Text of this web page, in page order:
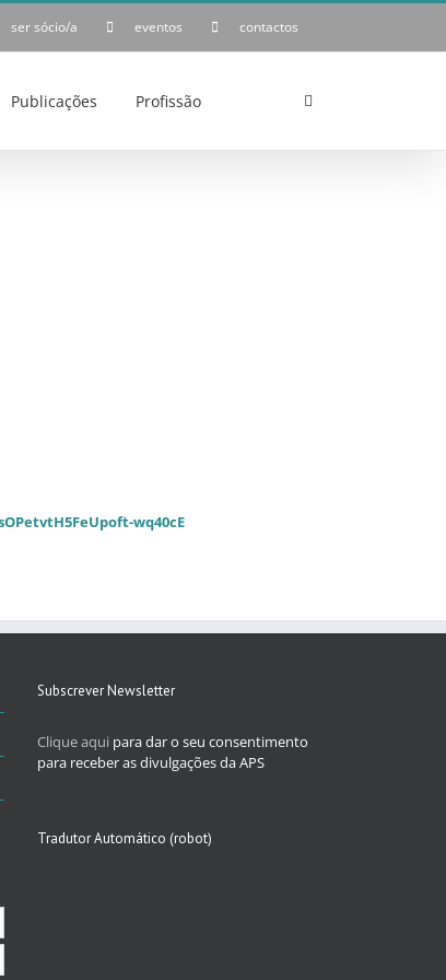
ser sócio/a eventos contactos
Publicações Profissão
wq40cE
Subscrever Newsletter
Clique aqui para dar o seu consentimento
para receber as divulgações da APS
Tradutor Automático (robot)